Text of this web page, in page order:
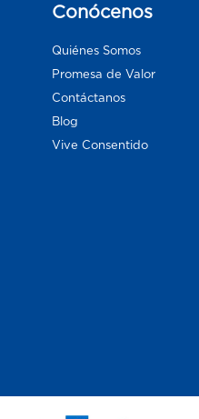
Conócenos
Quiénes Somos
Promesa de Valor
Contáctanos
Blog
Vive Consentido